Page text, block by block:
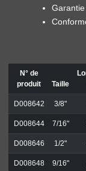
Garantie
N° de
produit
Taille
D008642 3/8"
D008644 7/16"
D008646 1/2"
D008648 9/16"